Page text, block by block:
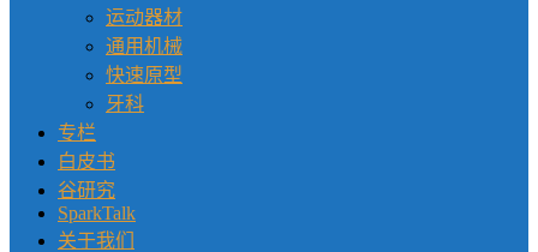
运动器材
通用机械
快速原型
牙科
专栏
白皮书
谷研究
SparkTalk
关于我们